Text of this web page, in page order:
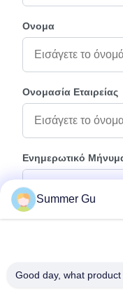
Ονομα
Ονομασία Εταιρείας
Ενημερωτικό
Προσάρτηση
Summer Gu
Good day, what